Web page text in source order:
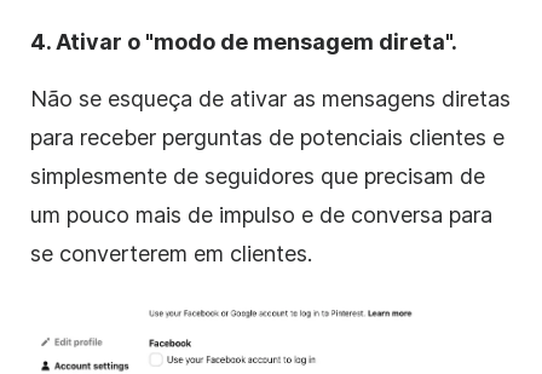
4. Ativar o "modo de mensagem direta".
Não se esqueça de ativar as mensagens diretas
para receber perguntas de potenciais clientes e
simplesmente de seguidores que precisam de
um pouco mais de impulso e de conversa para
se converterem em clientes.